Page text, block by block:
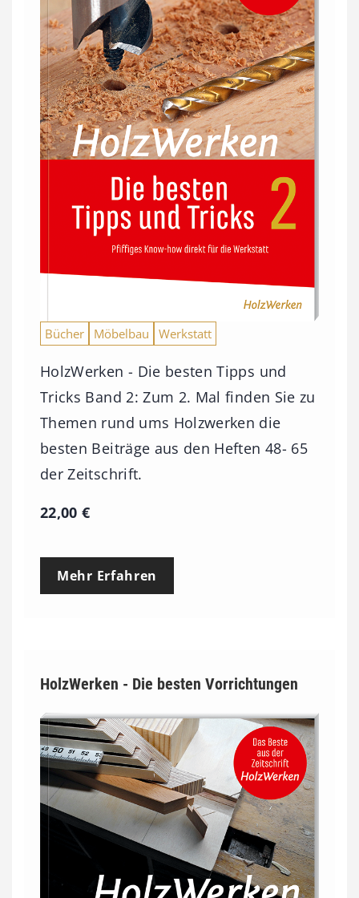
Bücher Möbelbau Werkstatt
HolzWerken - Die besten Tipps und
Tricks Band 2: Zum 2. Mal finden Sie zu
Themen rund ums Holzwerken die
besten Beiträge aus den Heften 48- 65
der Zeitschrift.
22,00€
Mehr Erfahren
HolzWerken - Die besten Vorrichtungen